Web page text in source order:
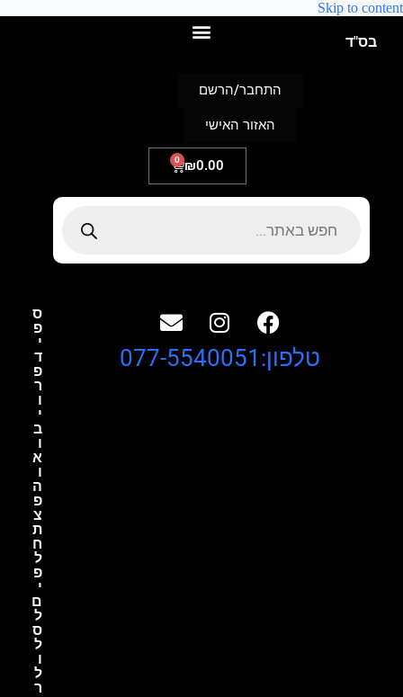
Skip to content
בס"ד
₪0.00
0
התחבר/הרשם
האזור האישי
ס
פ
י
ד
פ
ר
ו
י
ב
ו
א
ו
ה
פ
צ
ת
ח
ל
פ
י
ם
ל
ס
ל
ו
ל
ר
טלפון:077-5540051